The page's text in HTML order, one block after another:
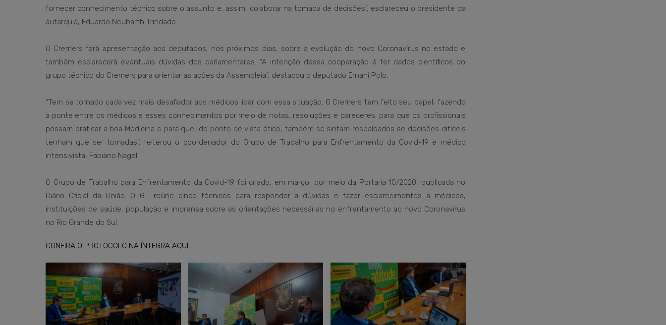
fornecer conhecimento técnico sobre o assunto e, assim, colaborar na tomada de decisões”, esclareceu o presidente da
autarquia, Eduardo Neubarth Trindade.
O Cremers fará apresentação aos deputados, nos próximos dias, sobre a evolução do novo Coronavírus no estado e
também esclarecerá eventuais dúvidas dos parlamentares. “A intenção dessa cooperação é ter dados científicos do
grupo técnico do Cremers para orientar as ações da Assembleia”, destacou o deputado Ernani Polo.
“Tem se tornado cada vez mais desafiador aos médicos lidar com essa situação. O Cremers tem feito seu papel, fazendo
a ponte entre os médicos e esses conhecimentos por meio de notas, resoluções e pareceres, para que os profissionais
possam praticar a boa Medicina e para que, do ponto de vista ético, também se sintam respaldados se decisões difíceis
tenham que ser tomadas”, reiterou o coordenador do Grupo de Trabalho para Enfrentamento da Covid-19 e médico
intensivista, Fabiano Nagel.
O Grupo de Trabalho para Enfrentamento da Covid-19 foi criado, em março, por meio da Portaria 10/2020, publicada no
Diário Oficial da União. O GT reúne cinco técnicos para responder a dúvidas e fazer esclarecimentos a médicos,
instituições de saúde, população e imprensa sobre as orientações necessárias no enfrentamento ao novo Coronavírus
no Rio Grande do Sul.
CONFIRA O PROTOCOLO NA ÍNTEGRA AQUI